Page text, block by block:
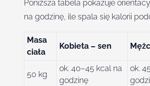
Poniższa tabela pokazuje
na godzinę, ile spala się kalorii
Masa
ciała
Kobieta – sen
50 kg
ok. 40–45 kcal na
godzinę
ok.